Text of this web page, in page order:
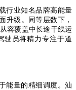
行业知名品 牌高能量
升级。
同等层数下，
容覆盖中长途干线运
驶员将精力专注于道
能量的精细调度。汕